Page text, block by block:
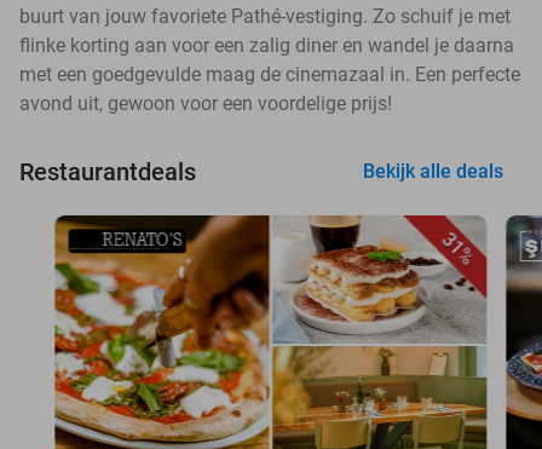
buurt van jouw favoriete Pathé-vestiging. Zo schuif je met
flinke korting aan voor een zalig diner en wandel je daarna
met een goedgevulde maag de cinemazaal in. Een perfecte
avond uit, gewoon voor een voordelige prijs!
Restaurantdeals Bekijk alle deals
31%